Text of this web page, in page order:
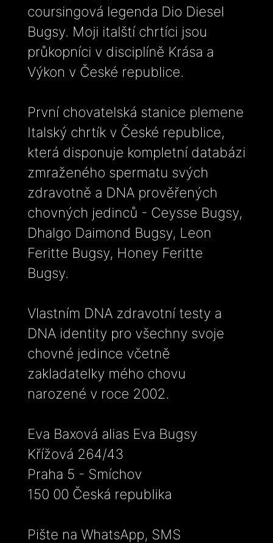
coursingová legenda Dio Diesel
Bugsy. Moji italští chrtíci jsou
průkopníci v disciplíně Krása a
Výkon v České republice.
První chovatelská stanice plemene
Italský chrtík v České republice,
která disponuje kompletní databázi
zmraženého spermatu svých
zdravotně a DNA prověřených
chovných jedinců - Ceysse Bugsy,
Dhalgo Daimond Bugsy, Leon
Feritte Bugsy, Honey Feritte
Bugsy.
Vlastním DNA zdravotní testy a
DNA identity pro všechny svoje
chovné jedince včetně
zakladatelky mého chovu
narozené v roce 2002.
Eva Baxová alias Eva Bugsy
Křížová 264/43
Praha 5 - Smíchov
150 00 Česká republika
Pište na WhatsApp, SMS